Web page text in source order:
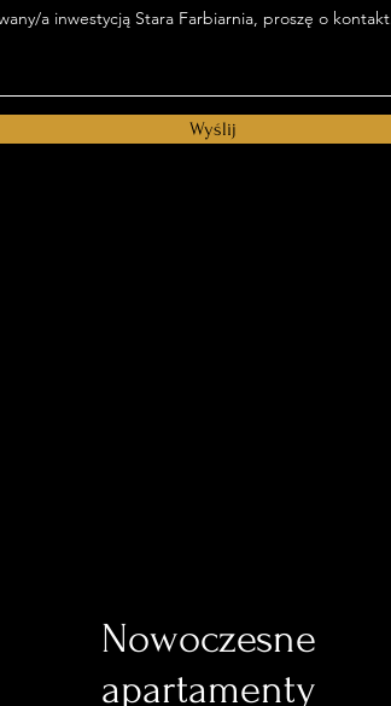
Wyślij
Nowoczesne
apartamenty